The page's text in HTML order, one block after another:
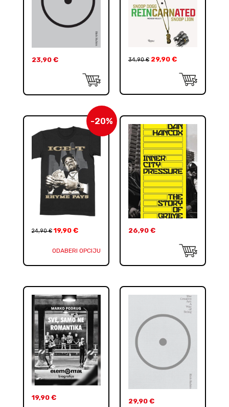
23,90 € 34,90€ 29,90 €
-20%
24,90€ 19,90 €
ODABERI OPCIJU
26,90 €
19,90 € 29,90 €